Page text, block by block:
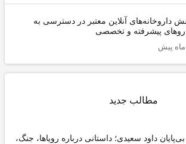
آنلاین معتبر در دسترسی به
پیشرفته و تخصصی
مطالب جدید
سعیدی؛ داستانی درباره رویاها، جنگ،